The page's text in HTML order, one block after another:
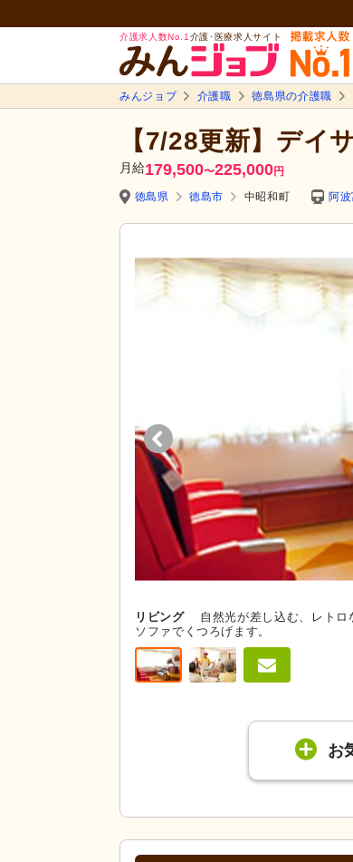
介護求人数No.1 介護･医療求人サイト
みんジョブ 介護職 徳島県の介護職
【7/28更新】デイ
月給179,500〜225,000円
徳島県
徳島市 中昭和町 阿
リビング
自然光が差し込む、レト
ソファでくつろげます。
お